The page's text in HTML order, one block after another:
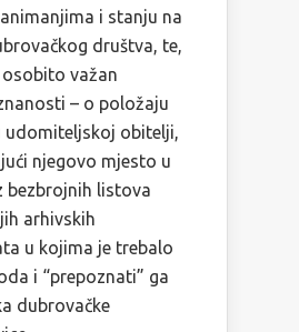
i stanju na
društva, te,
važan
– o položaju
udomiteljskoj obitelji,
njegovo mjesto u
bezbrojnih listova
arhivskih
u kojima je trebalo
i “prepoznati” ga
dubrovačke